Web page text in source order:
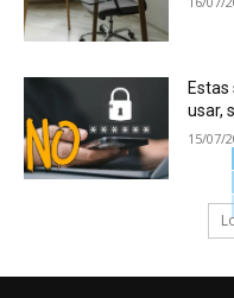
usar,
15/07/